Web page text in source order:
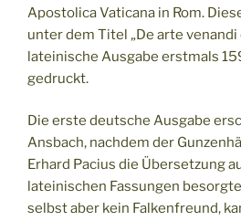
Apostolica Vaticana in Rom.
unter dem Titel „De arte venandi
lateinische Ausgabe erstmals
gedruckt.
Die erste deutsche Ausgabe
Ansbach, nachdem der
Erhard Pacius die Übersetzung
lateinischen Fassungen
selbst aber kein Falkenfreund,